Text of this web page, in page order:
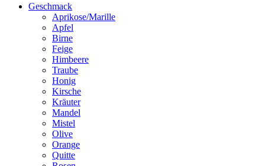
Geschmack
Aprikose/Marille
Apfel
Birne
Feige
Himbeere
Traube
Honig
Kirsche
Kräuter
Mandel
Mistel
Olive
Orange
Quitte